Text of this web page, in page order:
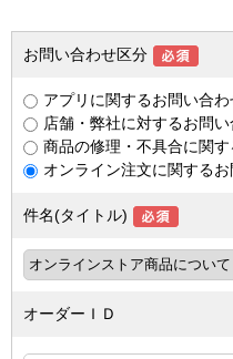
お問い合わせ区分
アプリに関するお問い合わ
店舗・弊社に対するお問
商品の修理・不具合に関
オンライン注文に関する
件名(タイトル)
オーダーＩＤ